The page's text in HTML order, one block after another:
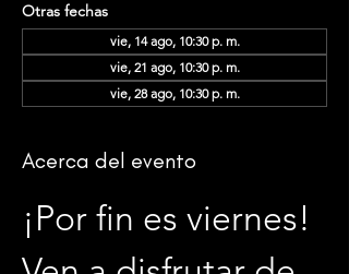
Otras fechas
vie, 14 ago, 10:30 p. m.
vie, 21 ago, 10:30 p. m.
vie, 28 ago, 10:30 p. m.
Acerca del evento
¡Por fin es viernes!